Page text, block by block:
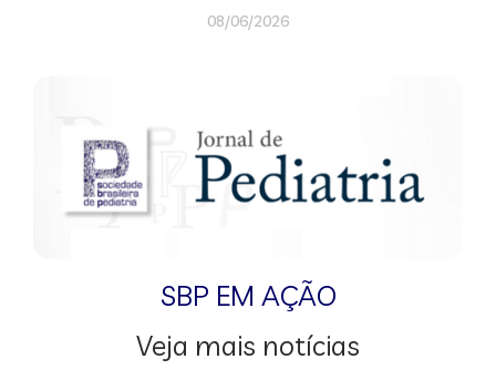
08/06/2026
SBP EM AÇÃO
Veja mais notícias